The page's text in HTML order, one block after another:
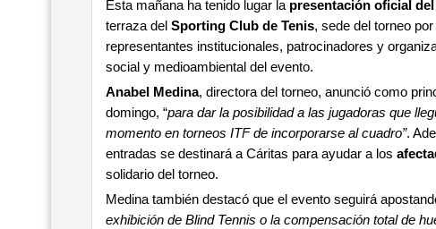
Esta mañana ha tenido lugar la presentación oficial
terraza del Sporting Club de Tenis, sede del torneo
representantes institucionales, patrocinadores y
social y medioambiental del evento.
Anabel Medina, directora del torneo, anunció como
domingo, “para dar la posibilidad a las jugadoras que
momento en torneos ITF de incorporarse al cuadro”.
entradas se destinará a Cáritas para ayudar a los
solidario del torneo.
Medina también destacó que el evento seguirá
exhibición de Blind Tennis o la compensación total de